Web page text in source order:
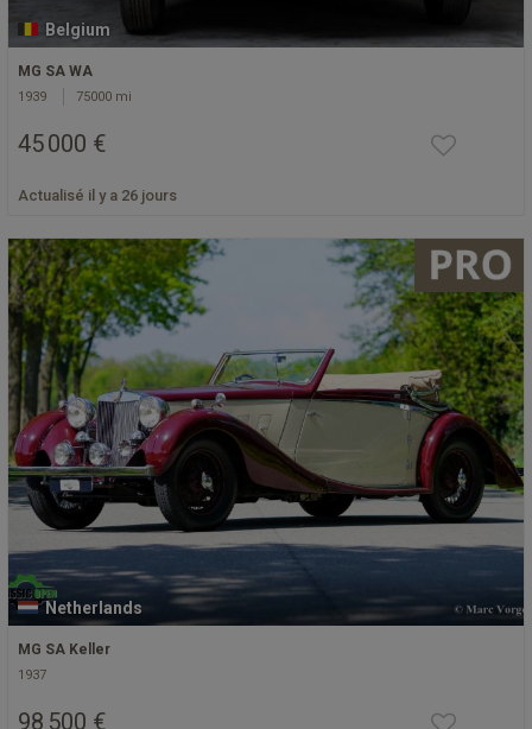
Belgium
MG SA WA
1939 75000 mi
45 000 €
Actualisé il y a 26 jours
Netherlands
MG SA Keller
1937
98 500 €